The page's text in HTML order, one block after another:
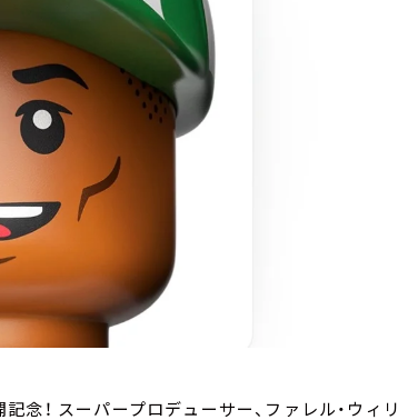
念！ スーパープロデューサー、ファレル・ウィリ